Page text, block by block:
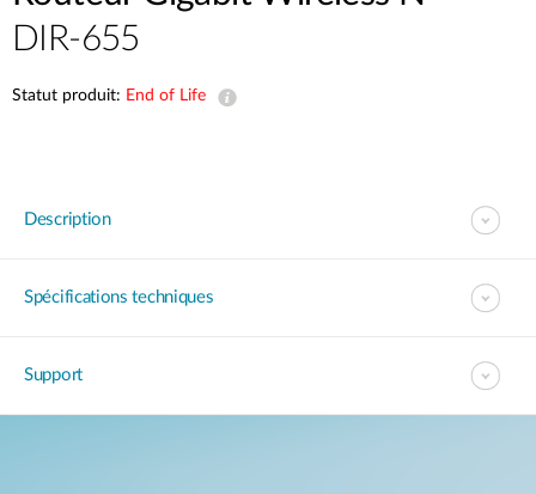
DIR-655
Statut produit: End of Life
Description
Spécifications techniques
Support